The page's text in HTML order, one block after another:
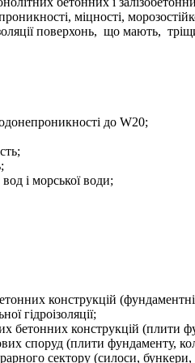
міцності,
поверхонь, що мають,
до W20;
і морської води;
конструкцій
гідроізоляції;
бетонних конструкцій (плити
споруд (плити фундаменту,
сектору (силоси, бункери,